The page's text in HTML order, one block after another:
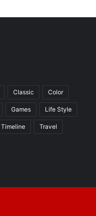
Classic Color
Games Life Style
Timeline Travel